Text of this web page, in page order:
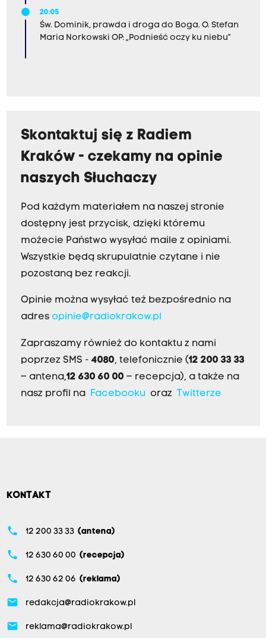
20:05
Św. Dominik, prawda i droga do Boga. O. Stefan
Maria Norkowski OP: „Podnieść oczy ku niebu”
Skontaktuj się z Radiem
Kraków - czekamy na opinie
naszych Słuchaczy
Pod każdym materiałem na naszej stronie
dostępny jest przycisk, dzięki któremu
możecie Państwo wysyłać maile z opiniami.
Wszystkie będą skrupulatnie czytane i nie
pozostaną bez reakcji.
Opinie można wysyłać też bezpośrednio na
adres opinie@radiokrakow.pl
Zapraszamy również do kontaktu z nami
poprzez SMS - 4080, telefonicznie (12 200 33 33
– antena,12 630 60 00 – recepcja), a także na
nasz profil na
Facebookuoraz Twitterze
KONTAKT
phone 12 200 33 33 (antena)
phone 12 630 60 00 (recepcja)
phone 12 630 62 06 (reklama)
email redakcja@radiokrakow.pl
email reklama@radiokrakow.pl